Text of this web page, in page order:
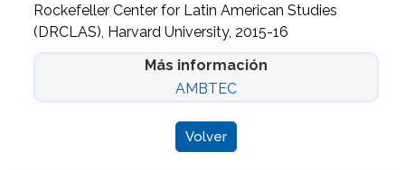
Rockefeller Center for Latin American Studies
(DRCLAS), Harvard University, 2015-16
Más información
AMBTEC
Volver